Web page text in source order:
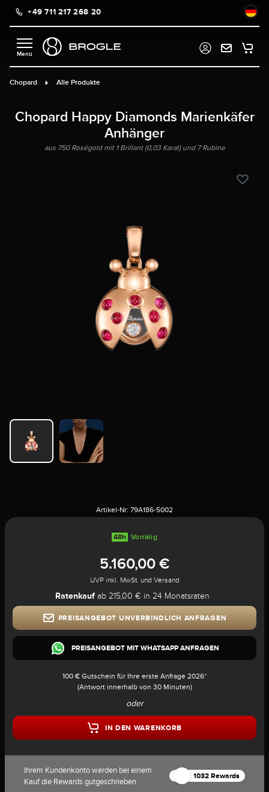
springen
+49 711 217 268 20
Chopard Alle Produkte
Chopard Happy Diamonds Marienkäfer
Anhänger
aus 750 Roségold mit 1 Brillant (0,03 Karat) und 7 Rubine
Artikel-Nr: 79A186-5002
48h Vorrätig
5.160,00 €
UVP inkl. MwSt. und Versand
Ratenkaufab 215,00 € in 24 Monatsraten
PREISANGEBOT UNVERBINDLICH ANFRAGEN
PREISANGEBOT MIT WHATSAPP ANFRAGEN
100 € Gutschein für Ihre erste Anfrage 2026*
(Antwort innerhalb von 30 Minuten)
oder
IN DEN WARENKORB
Ihrem Kundenkonto werden bei einem
Kauf die Rewards gutgeschrieben
1032 Rewards